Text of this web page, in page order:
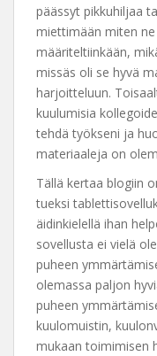
päässyt pikkuhiljaa
miettimään miten
määriteltiinkään,
missäs oli se hyvä
harjoitteluun.
kuulumisia
tehdä työkseni ja
materiaaleja on
Tällä kertaa blogiin
tueksi
äidinkielellä ihan
sovellusta ei vielä
puheen
olemassa paljon
puheen
kuulomuistin,
mukaan toimimisen